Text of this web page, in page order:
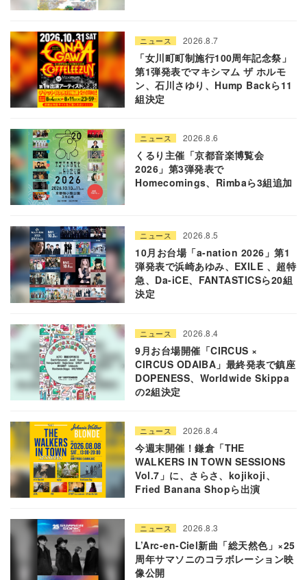
ニュース 2026.8.7
「女川町町制施行100周年記念祭」
第1弾発表でマキシマム ザ ホルモ
ン、石川さゆり、Hump Backら11
組決定
ニュース 2026.8.6
くるり主催「京都音楽博覧会
2026」第3弾発表で
Homecomings、Rimbaら3組追加
ニュース 2026.8.5
10月お台場「a-nation 2026」第1
弾発表で浜崎あゆみ、EXILE 、超特
急、Da-iCE、FANTASTICSら20組
決定
ニュース 2026.8.4
9月お台場開催「CIRCUS ×
CIRCUS ODAIBA」最終発表で鎮座
DOPENESS、Worldwide Skippa
の2組決定
ニュース 2026.8.4
今週末開催！鎌倉「THE
WALKERS IN TOWN SESSIONS
Vol.7」に、さらさ、kojikoji、
Fried Banana Shopら出演
ニュース 2026.8.3
L’Arc-en-Ciel新曲「総天然色」×25
周年サマソニのコラボレーション映
像公開